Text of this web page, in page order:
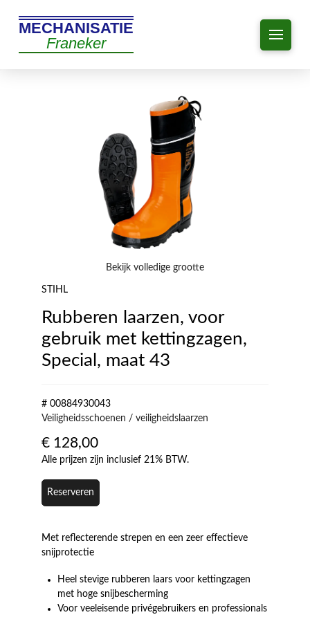
MECHANISATIE
Franeker
Bekijk volledige grootte
STIHL
Rubberen laarzen, voor
gebruik met kettingzagen,
Special, maat 43
# 00884930043
Veiligheidsschoenen / veiligheidslaarzen
€ 128,00
Alle prijzen zijn inclusief 21% BTW.
Reserveren
Met reflecterende strepen en een zeer effectieve
snijprotectie
Heel stevige rubberen laars voor kettingzagen
met hoge snijbescherming
Voor veeleisende privégebruikers en professionals